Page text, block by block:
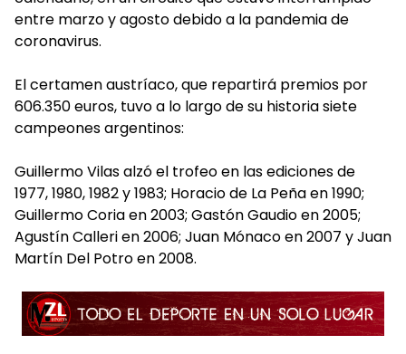
entre marzo y agosto debido a la pandemia de
coronavirus.
El certamen austríaco, que repartirá premios por
606.350 euros, tuvo a lo largo de su historia siete
campeones argentinos:
Guillermo Vilas alzó el trofeo en las ediciones de
1977, 1980, 1982 y 1983; Horacio de La Peña en 1990;
Guillermo Coria en 2003; Gastón Gaudio en 2005;
Agustín Calleri en 2006; Juan Mónaco en 2007 y Juan
Martín Del Potro en 2008.